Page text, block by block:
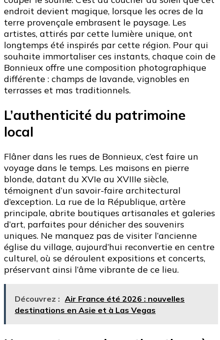
endroit devient magique, lorsque les ocres de la
terre provençale embrasent le paysage. Les
artistes, attirés par cette lumière unique, ont
longtemps été inspirés par cette région. Pour qui
souhaite immortaliser ces instants, chaque coin de
Bonnieux offre une composition photographique
différente : champs de lavande, vignobles en
terrasses et mas traditionnels.
L’authenticité du patrimoine
local
Flâner dans les rues de Bonnieux, c’est faire un
voyage dans le temps. Les maisons en pierre
blonde, datant du XVIe au XVIIIe siècle,
témoignent d’un savoir-faire architectural
d’exception. La rue de la République, artère
principale, abrite boutiques artisanales et galeries
d’art, parfaites pour dénicher des souvenirs
uniques. Ne manquez pas de visiter l’ancienne
église du village, aujourd’hui reconvertie en centre
culturel, où se déroulent expositions et concerts,
préservant ainsi l’âme vibrante de ce lieu.
Découvrez : Air France été 2026 : nouvelles
destinations en Asie et à Las Vegas